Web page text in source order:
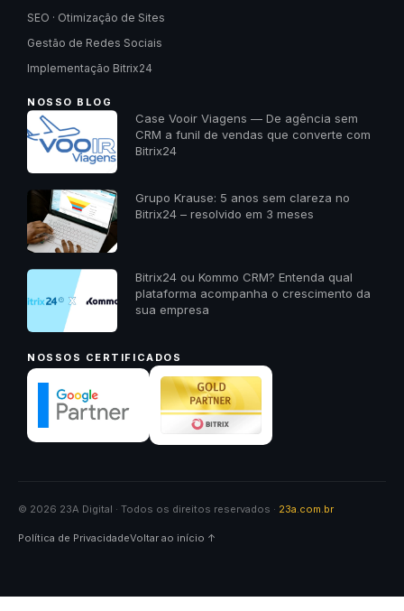
SEO · Otimização de Sites
Gestão de Redes Sociais
Implementação Bitrix24
NOSSO BLOG
Case Vooir Viagens — De agência sem
CRM a funil de vendas que converte com
Bitrix24
Grupo Krause: 5 anos sem clareza no
Bitrix24 – resolvido em 3 meses
Bitrix24 ou Kommo CRM? Entenda qual
plataforma acompanha o crescimento da
sua empresa
NOSSOS CERTIFICADOS
© 2026 23A Digital · Todos os direitos reservados · 23a.com.br
Política de PrivacidadeVoltar ao início ↑